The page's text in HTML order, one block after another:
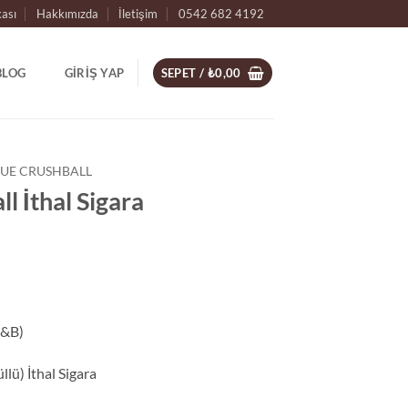
Hakkımızda İletişim 0542 682 4192
GIRIŞ YAP SEPET / ₺0,00
CRUSHBALL
İthal Sigara
İthal Sigara